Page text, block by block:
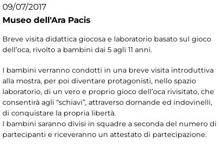
09/07/2017
Museo dell'Ara Pacis
Breve visita didattica giocosa e laboratorio basato sul gioco
dell’oca, rivolto a bambini dai 5 agli 11 anni.
I bambini verranno condotti in una breve visita introduttiva
alla mostra, per poi diventare protagonisti, nello spazio
laboratorio, di un vero e proprio gioco dell’oca rivisitato, che
consentirà agli “schiavi”, attraverso domande ed indovinelli,
di conquistare la propria libertà.
I bambini saranno divisi in squadre a seconda del numero di
partecipanti e riceveranno un attestato di partecipazione.